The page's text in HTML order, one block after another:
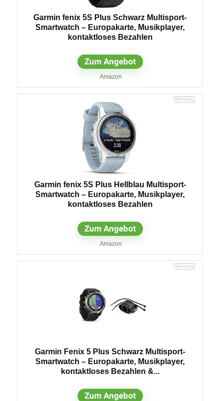
Garmin fenix 5S Plus Schwarz Multisport-
Smartwatch – Europakarte, Musikplayer,
kontaktloses Bezahlen
Zum Angebot
Amazon
Garmin fenix 5S Plus Hellblau Multisport-
Smartwatch – Europakarte, Musikplayer,
kontaktloses Bezahlen
Zum Angebot
Amazon
Garmin Fenix 5 Plus Schwarz Multisport-
Smartwatch – Europakarte, Musikplayer,
kontaktloses Bezahlen &...
Zum Angebot